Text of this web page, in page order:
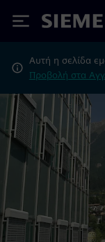
Siemens
Αυτή η σελίδα
Προβολή στα